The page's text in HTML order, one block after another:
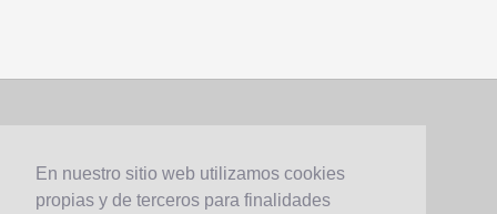
En nuestro sitio web utilizamos cookies
propias y de terceros para finalidades